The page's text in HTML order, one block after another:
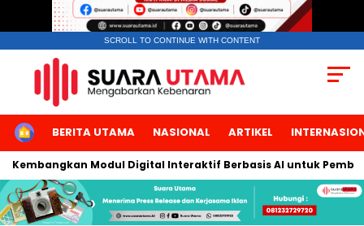
SCROLL TO CONTINUE WITH CONTENT
HOMEBERITA UTAMA NASIONAL ARTIKEL
Kembangkan Modul Digital Interaktif Berbasis AI untuk